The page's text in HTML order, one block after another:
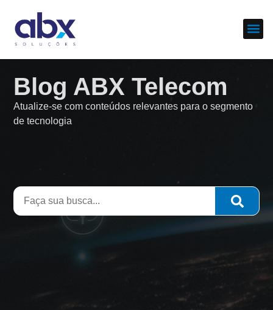
Blog ABX Telecom
Atualize-se com conteúdos relevantes para o segmento
de tecnologia